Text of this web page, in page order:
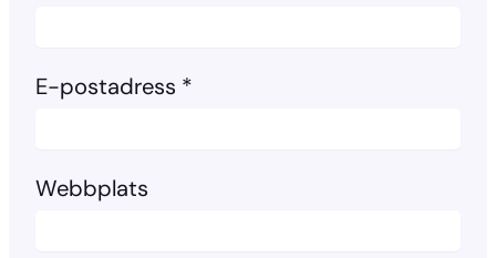
E-postadress *
Webbplats